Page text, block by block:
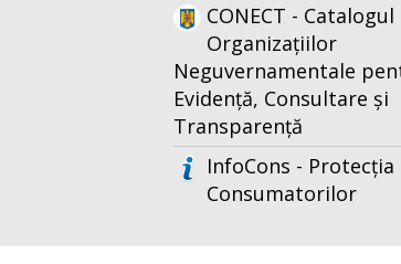
CONECT - Catalogul
Organizațiilor
Neguvernamentale
Evidență, Consultare și
Transparență
InfoCons - Protecția
Consumatorilor